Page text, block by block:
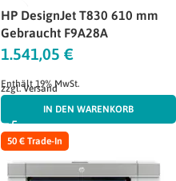
HP DesignJet T830 610 mm
Gebraucht F9A28A
1.541,05 €
Enthält 19% MwSt.
zzgl.Versand
IN DEN WARENKORB
50 € Trade-In